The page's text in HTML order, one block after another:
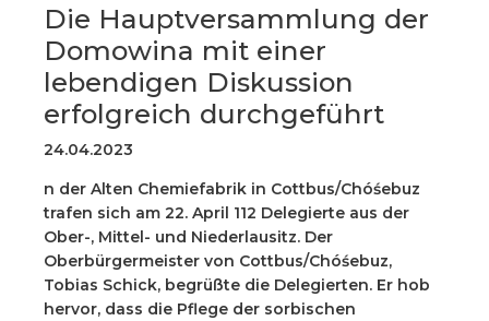
Die Hauptversammlung der
Domowina mit einer
lebendigen Diskussion
erfolgreich durchgeführt
24.04.2023
n der Alten Chemiefabrik in Cottbus/Chóśebuz
trafen sich am 22. April 112 Delegierte aus der
Ober-, Mittel- und Niederlausitz. Der
Oberbürgermeister von Cottbus/Chóśebuz,
Tobias Schick, begrüßte die Delegierten. Er hob
hervor, dass die Pflege der sorbischen